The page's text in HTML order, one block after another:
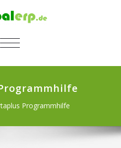
SCHALTE NAVIGATION
Programmhilfe